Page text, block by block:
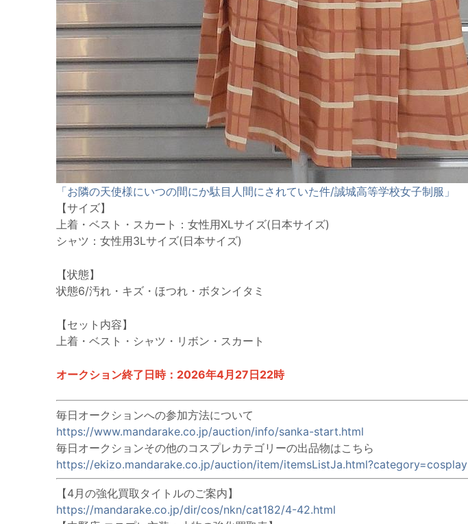
「お隣の天使様にいつの間にか駄目人間にされていた件/誠城高等学校女子制服」
【サイズ】
上着・ベスト・スカート：女性用XLサイズ(日本サイズ)
シャツ：女性用3Lサイズ(日本サイズ)
【状態】
状態6/汚れ・キズ・ほつれ・ボタンイタミ
【セット内容】
上着・ベスト・シャツ・リボン・スカート
オークション終了日時：2026年4月27日22時
毎日オークションへの参加方法について
https://www.mandarake.co.jp/auction/info/sanka-start.html
毎日オークションその他のコスプレカテゴリーの出品物はこちら
https://ekizo.mandarake.co.jp/auction/item/itemsListJa.html?category=cosplay
【4月の強化買取タイトルのご案内】
https://mandarake.co.jp/dir/cos/nkn/cat182/4-42.html